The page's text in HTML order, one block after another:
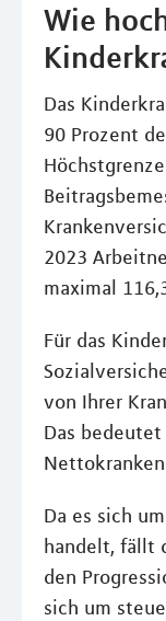
Wie
Das
90 Prozent
2023
maximal
Für das
von Ihrer
Das
Da es sich
handelt, fällt
den
sich um